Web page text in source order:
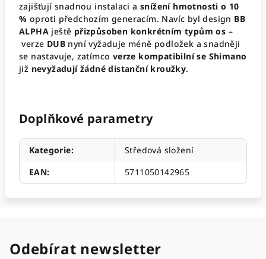
zajišťují snadnou instalaci a snížení hmotnosti o 10
% oproti předchozím generacím. Navíc byl design BB
ALPHA ještě přizpůsoben konkrétním typům os –
verze DUB nyní vyžaduje méně podložek a snadněji
se nastavuje, zatímco verze kompatibilní se Shimano
již nevyžadují žádné distanční kroužky.
Doplňkové parametry
Kategorie:
Středová složení
EAN: 5711050142965
Odebírat newsletter